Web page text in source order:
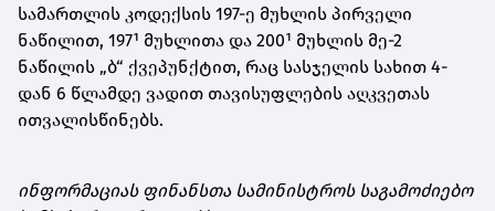
სამართლის კოდექსის 197-ე მუხლის პირველი
ნაწილით, 197¹ მუხლითა და 200¹ მუხლის მე-2
ნაწილის „ბ“ ქვეპუნქტით, რაც სასჯელის სახით 4-
დან 6 წლამდე ვადით თავისუფლების აღკვეთას
ითვალისწინებს.
ინფორმაციას ფინანსთა სამინისტროს საგამოძიებო